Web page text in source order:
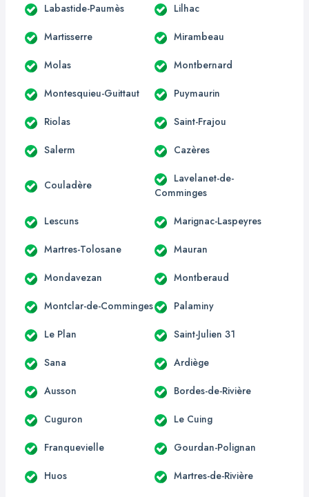
Labastide-Paumès Lilhac
Martisserre Mirambeau
Molas Montbernard
Montesquieu-Guittaut Puymaurin
Riolas Saint-Frajou
Salerm Cazères
Couladère
Lavelanet-de-
Comminges
Lescuns Marignac-Laspeyres
Martres-Tolosane Mauran
Mondavezan Montberaud
Montclar-de-Comminges Palaminy
Le Plan Saint-Julien 31
Sana Ardiège
Ausson Bordes-de-Rivière
Cuguron Le Cuing
Franquevielle Gourdan-Polignan
Huos Martres-de-Rivière